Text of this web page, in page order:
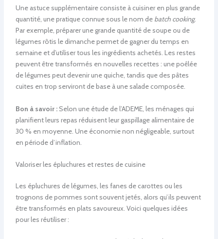
Une astuce supplémentaire consiste à cuisiner en plus grande
quantité, une pratique connue sous le nom de batch cooking.
Par exemple, préparer une grande quantité de soupe ou de
légumes rôtis le dimanche permet de gagner du temps en
semaine et d’utiliser tous les ingrédients achetés. Les restes
peuvent être transformés en nouvelles recettes : une poêlée
de légumes peut devenir une quiche, tandis que des pâtes
cuites en trop serviront de base à une salade composée.
Bon à savoir :Selon une étude de l’ADEME, les ménages qui
planifient leurs repas réduisent leur gaspillage alimentaire de
30 % en moyenne. Une économie non négligeable, surtout
en période d’inflation.
Valoriser les épluchures et restes de cuisine
Les épluchures de légumes, les fanes de carottes ou les
trognons de pommes sont souvent jetés, alors qu’ils peuvent
être transformés en plats savoureux. Voici quelques idées
pour les réutiliser :